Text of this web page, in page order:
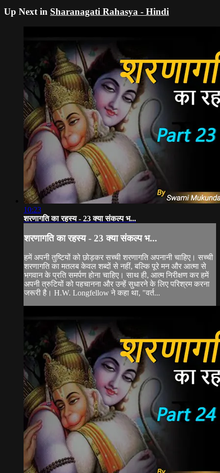
Up Next in Sharanagati Rahasya - Hindi
10:23
शरणागति का रहस्य - 23 क्या संकल्प भ...
शरणागति का रहस्य - 23 क्या संकल्प भ...
हमें अपनी तुष्टियों को छोड़कर सच्ची शरणागति अपनानी चाहिए। सच्ची
शरणागति का मतलब केवल शब्दों से नहीं, बल्कि पूरे मन और आत्मा से
भगवान के प्रति समर्पण होना चाहिए। साथ ही, आत्म निरीक्षण कर हमें
अपनी त्रुटियों को पहचानना और उन्हें सुधारने के लिए परिश्रम करना
जरूरी है। H.W. Longfellow ने कहा था, "वर्त...